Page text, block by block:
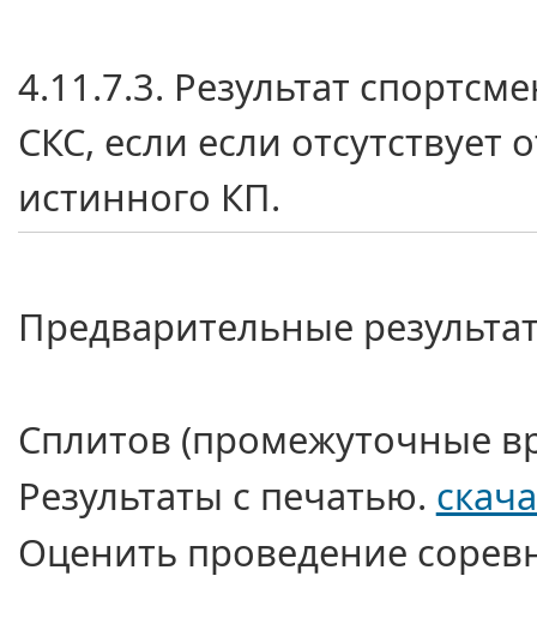
4.11.7.3. Результат
СКС, если если отсутствует
истинного КП.
Предварительные
Сплитов (промежуточные
Результаты с печатью.
Оценить проведение